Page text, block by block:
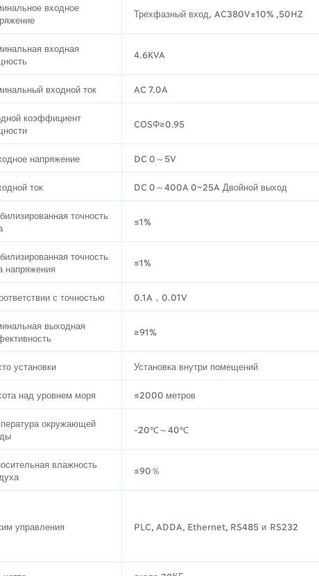
входное
Трехфазный вход, AC380V±10% ,50HZ
входная
4.6KVA
входной ток AC 7.0A
коэффициент
COSΦ≥0.95
напряжение DC 0～5V
ток DC 0～400A 0~25A Двойной выход
точность
≤1%
точность
напряжения
≤1%
с точностью 0.1A，0.01V
выходная
≥91%
установки Установка внутри помещений
над уровнем моря ≤2000 метров
окружающей
-20℃～40℃
влажность
≤90％
управления PLC, ADDA, Ethernet, RS485 и RS232